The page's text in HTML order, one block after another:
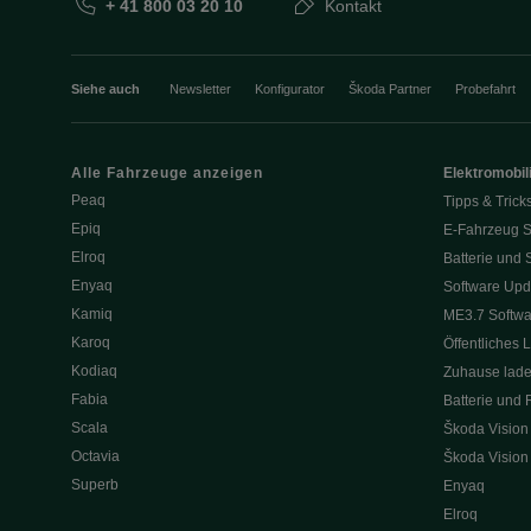
+ 41 800 03 20 10 Kontakt
Siehe auch Newsletter Konfigurator Škoda Partner Probefahrt
Alle Fahrzeuge anzeigen
Peaq
Epiq
Elroq
Enyaq
Kamiq
Karoq
Kodiaq
Fabia
Scala
Octavia
Superb
Tipps &
E-Fahrzeug
Batterie und
Software
ME3.7
Öffentliches
Zuhause
Batterie und
Škoda Vision
Škoda Vision
Enyaq
Elroq